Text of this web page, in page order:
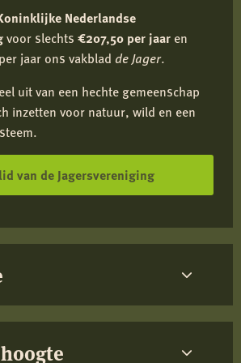
Nederlandse
voor slechts €207,50 per jaar en
jaar ons vakblad de Jager.
uit van een hechte gemeenschap
inzetten voor natuur, wild en een
van de Jagersvereniging